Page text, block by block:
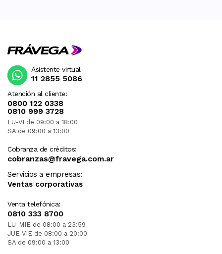
Atención al cliente:
0800 122 0338
0810 999 3728
LU-VI de 09:00 a 18:00
SA de 09:00 a 13:00
Cobranza de créditos:
cobranzas@fravega.com.ar
Servicios a empresas:
Ventas corporativas
Venta telefónica:
0810 333 8700
LU-MIE de 08:00 a 23:59
JUE-VIE de 08:00 a 20:00
SA de 09:00 a 13:00
Asistente virtual
11 2855 5086